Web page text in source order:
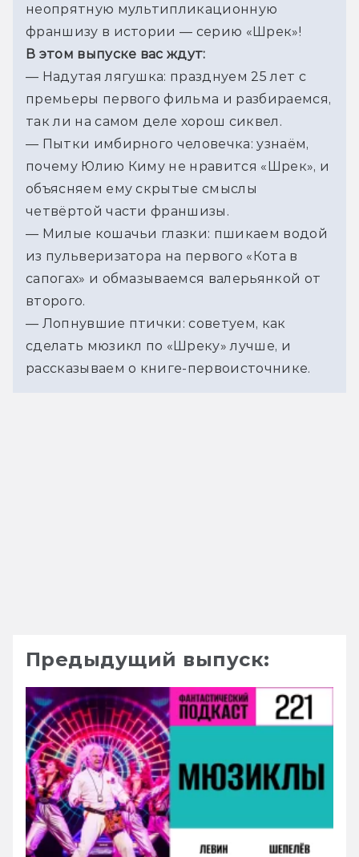
неопрятную мультипликационную
франшизу в истории — серию «Шрек»!
В этом выпуске вас ждут:
— Надутая лягушка: празднуем 25 лет с
премьеры первого фильма и разбираемся,
так ли на самом деле хорош сиквел.
— Пытки имбирного человечка: узнаём,
почему Юлию Киму не нравится «Шрек», и
объясняем ему скрытые смыслы
четвёртой части франшизы.
— Милые кошачьи глазки: пшикаем водой
из пульверизатора на первого «Кота в
сапогах» и обмазываемся валерьянкой от
второго.
— Лопнувшие птички: советуем, как
сделать мюзикл по «Шреку» лучше, и
рассказываем о книге-первоисточнике.
Предыдущий выпуск: